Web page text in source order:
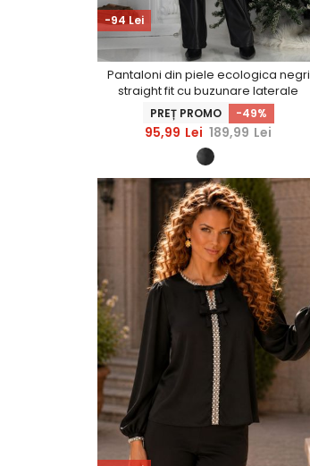
-94 Lei
Pantaloni din piele ecologica negri
straight fit cu buzunare laterale
PREȚ PROMO -49%
95,99 Lei 189,99 Lei